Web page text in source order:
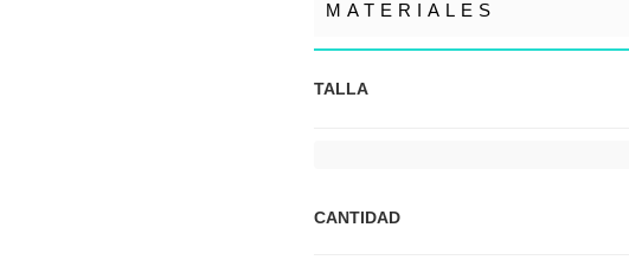
MATERIALES
TALLA
CANTIDAD